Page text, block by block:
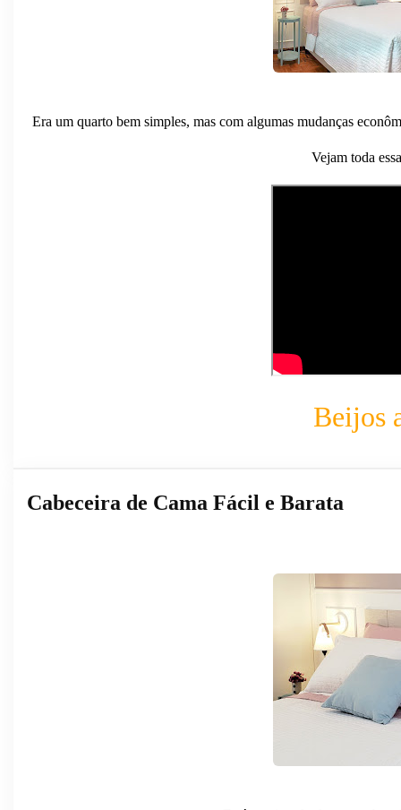
Era um quarto bem simples, mas com algumas mudanças
Vejam toda
Beijos
Cabeceira de Cama Fácil e Barata